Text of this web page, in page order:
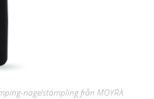
nagelstämpling från MOYRA